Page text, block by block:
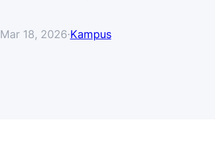
Mar 18, 2026·Kampus